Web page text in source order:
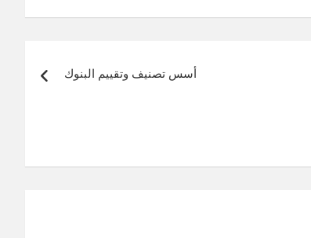
أسس تصنیف وتقییم البنوك